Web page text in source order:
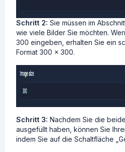
Schritt 2: Sie müssen im
wie viele Bilder Sie möchten.
300 eingeben, erhalten Sie ein
Format 300 x 300.
Schritt 3: Nachdem Sie die
ausgefüllt haben, können Sie
indem Sie auf die Schaltfläche